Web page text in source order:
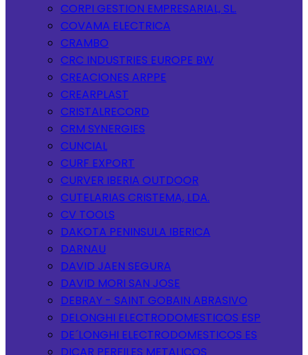
CORPI GESTION EMPRESARIAL, SL.
COVAMA ELECTRICA
CRAMBO
CRC INDUSTRIES EUROPE BW
CREACIONES ARPPE
CREARPLAST
CRISTALRECORD
CRM SYNERGIES
CUNCIAL
CURF EXPORT
CURVER IBERIA OUTDOOR
CUTELARIAS CRISTEMA, LDA.
CV TOOLS
DAKOTA PENINSULA IBERICA
DARNAU
DAVID JAEN SEGURA
DAVID MORI SAN JOSE
DEBRAY - SAINT GOBAIN ABRASIVO
DELONGHI ELECTRODOMESTICOS ESP
DE´LONGHI ELECTRODOMESTICOS ES